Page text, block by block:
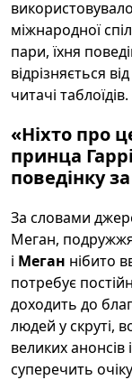
міжнародної
пари, їхня
відрізняється
читачі таблоїдів.
«Ніхто про
принца
поведінку
За словами
Меган, подружжя
і Меган нібито
потребує
доходить до
людей у скруті,
великих анонсів
суперечить